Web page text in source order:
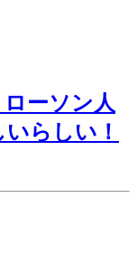
ローソン人
らしい！